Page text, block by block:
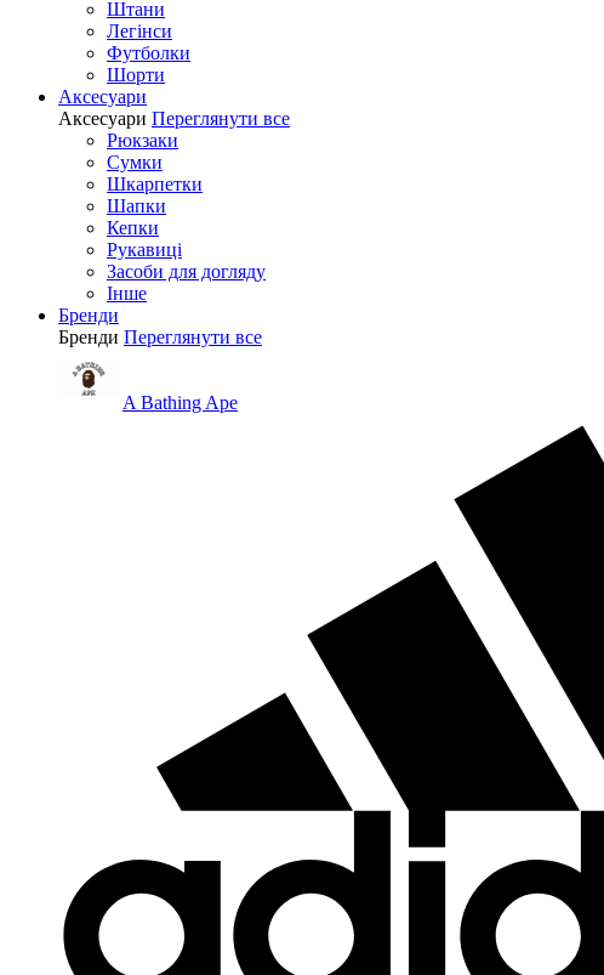
Штани
Легінси
Футболки
Шорти
Аксесуари
Аксесуари Переглянути все
Рюкзаки
Сумки
Шкарпетки
Шапки
Кепки
Рукавиці
Засоби для догляду
Інше
Бренди
Бренди Переглянути все
A Bathing Ape